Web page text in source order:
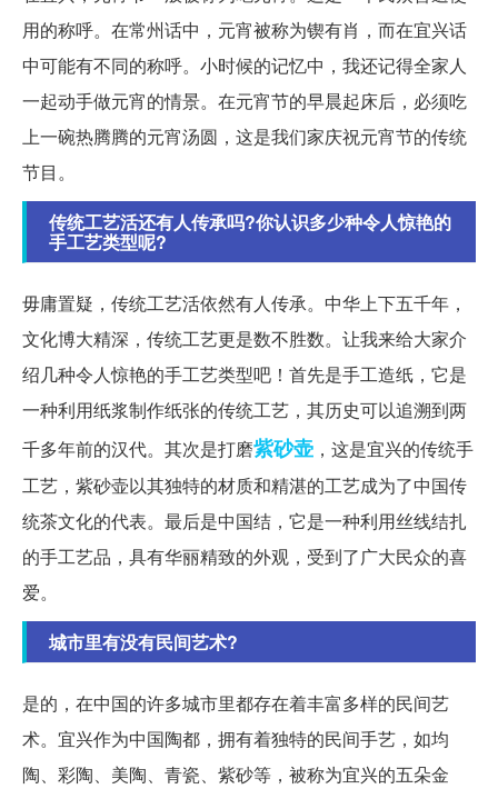
用的称呼。在常州话中，元宵被称为锲有肖，而在宜兴话
中可能有不同的称呼。小时候的记忆中，我还记得全家人
一起动手做元宵的情景。在元宵节的早晨起床后，必须吃
上一碗热腾腾的元宵汤圆，这是我们家庆祝元宵节的传统
节目。
传统工艺活还有人传承吗?你认识多少种令人惊艳的
手工艺类型呢?
毋庸置疑，传统工艺活依然有人传承。中华上下五千年，
文化博大精深，传统工艺更是数不胜数。让我来给大家介
绍几种令人惊艳的手工艺类型吧！首先是手工造纸，它是
一种利用纸浆制作纸张的传统工艺，其历史可以追溯到两
千多年前的汉代。其次是打磨紫砂壶 ，这是宜兴的传统手
工艺，紫砂壶以其独特的材质和精湛的工艺成为了中国传
统茶文化的代表。最后是中国结，它是一种利用丝线结扎
的手工艺品，具有华丽精致的外观，受到了广大民众的喜
爱。
城市里有没有民间艺术?
是的，在中国的许多城市里都存在着丰富多样的民间艺
术。宜兴作为中国陶都，拥有着独特的民间手艺，如均
陶、彩陶、美陶、青瓷、紫砂等，被称为宜兴的五朵金